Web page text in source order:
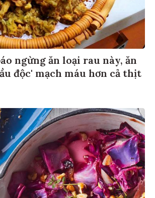
ngừng ăn loại rau này, ăn
độc' mạch máu hơn cả thịt